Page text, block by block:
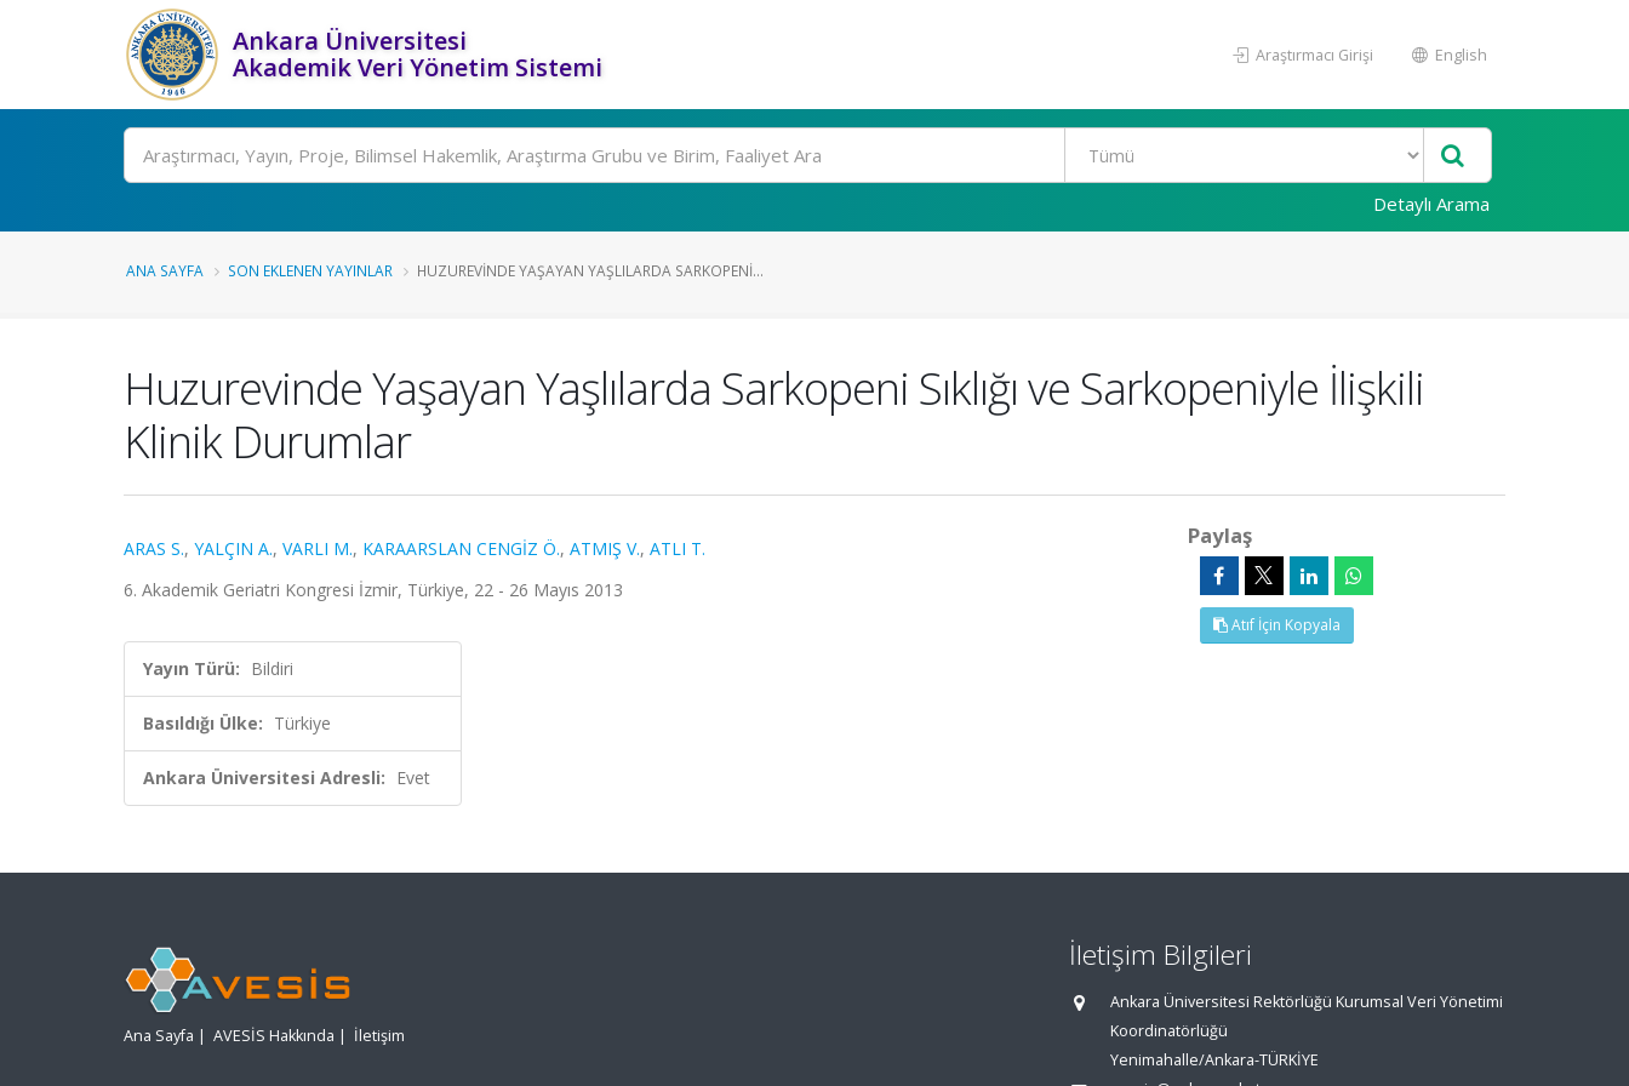
Ankara Üniversitesi
Akademik Veri Yönetim Sistemi
Araştırmacı Girişi English
Ara
Detaylı Arama
ANA SAYFA SON EKLENEN YAYINLAR HUZUREVINDE YAŞAYAN YAŞLILARDA SARKOPENI...
Huzurevinde Yaşayan Yaşlılarda Sarkopeni Sıklığı ve Sarkopeniyle İlişkili
Klinik Durumlar
ARAS S., YALÇIN A., VARLI M., KARAARSLAN CENGİZ Ö., ATMIŞ V., ATLI T.
6. Akademik Geriatri Kongresi İzmir, Türkiye, 22 - 26 Mayıs 2013
Yayın Türü: Bildiri
Basıldığı Ülke: Türkiye
Ankara Üniversitesi Adresli: Evet
Paylaş
Atıf İçin Kopyala
Ana Sayfa | AVESİS Hakkında | İletişim
İletişim Bilgileri
Ankara Üniversitesi Rektörlüğü Kurumsal Veri Yönetimi
Koordinatörlüğü
Yenimahalle/Ankara-TÜRKİYE